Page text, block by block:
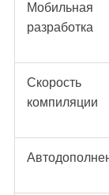
Мобильная
разработка
Скорость
компиляции